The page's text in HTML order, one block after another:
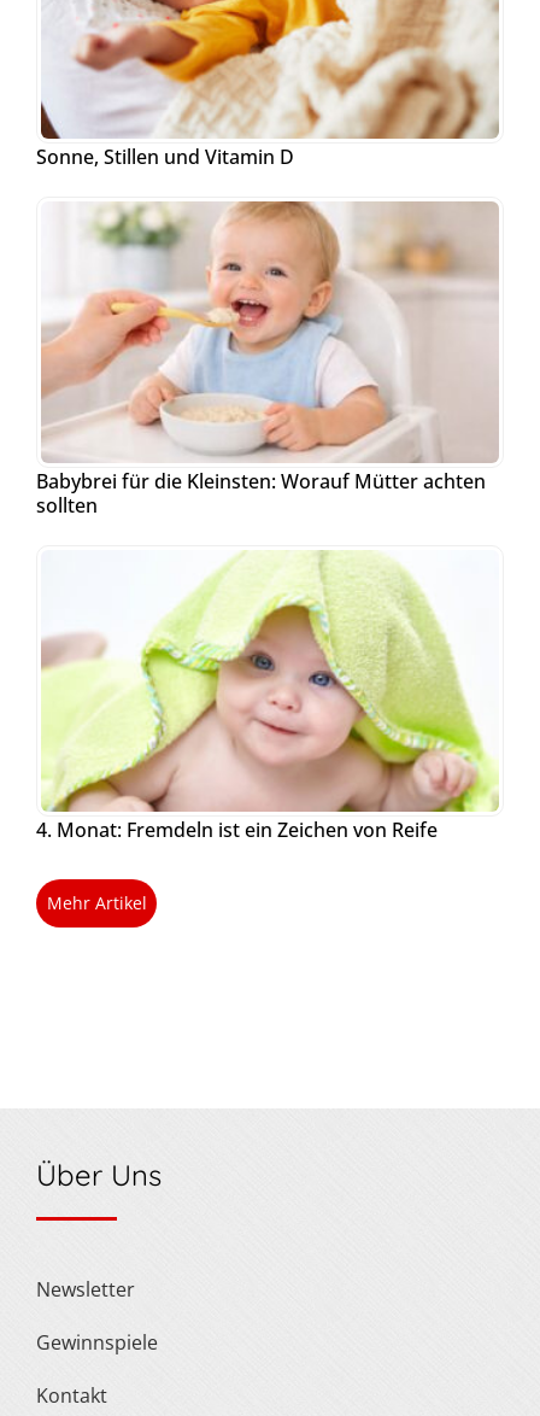
Sonne, Stillen und Vitamin D
Babybrei für die Kleinsten: Worauf Mütter achten
sollten
4. Monat: Fremdeln ist ein Zeichen von Reife
Mehr Artikel
Über Uns
Newsletter
Gewinnspiele
Kontakt